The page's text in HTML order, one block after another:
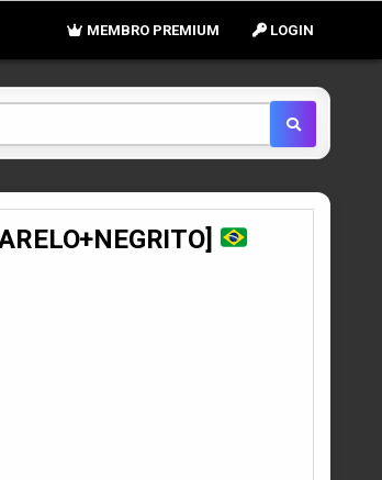
LOGIN
MEMBRO PREMIUM